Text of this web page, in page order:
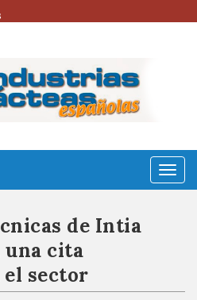
Menú
de Intia
una cita
sector